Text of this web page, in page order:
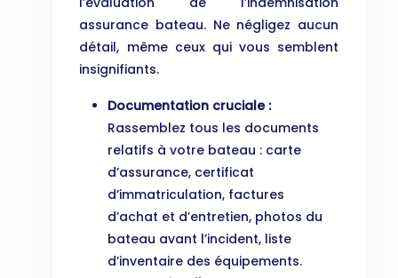
assurance bateau. Ne négligez aucun
détail, même ceux qui vous semblent
insignifiants.
Documentation cruciale :
Rassemblez tous les documents
relatifs à votre bateau : carte
d’assurance, certificat
d’immatriculation, factures
d’achat et d’entretien, photos du
bateau avant l’incident, liste
d’inventaire des équipements.